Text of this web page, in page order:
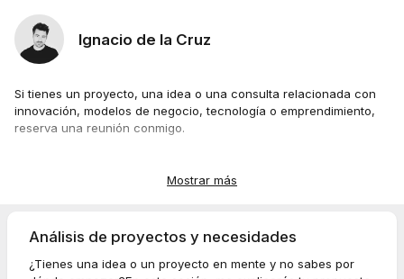
Ignacio de la Cruz
Si tienes un proyecto, una idea o una consulta relacionada con
innovación, modelos de negocio, tecnología o emprendimiento,
reserva una reunión conmigo.
Selecciona un día y en cuanto puedo te confirmo la reunión.
Mostrar más
Análisis de proyectos y necesidades
¿Tienes una idea o un proyecto en mente y no sabes por